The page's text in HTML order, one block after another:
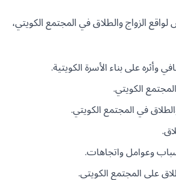
الزواج والطلاق في المجتمع الكويتي،
وأثره على بناء الأسرة الكويتية.
الكويتي.
في المجتمع الكويتي.
وعوامل واتجاهات.
على المجتمع الكويتي.